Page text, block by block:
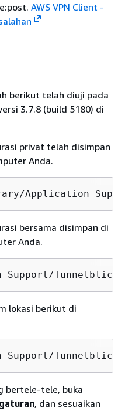
AWS VPN Client -
berikut telah diuji pada
3.7.8 (build 5180) di
privat telah disimpan
Anda.
Application
bersama disimpan di
Anda.
Tunnelblick/
lokasi berikut di
Tunnelblick/
bertele-tele, buka
, dan sesuaikan